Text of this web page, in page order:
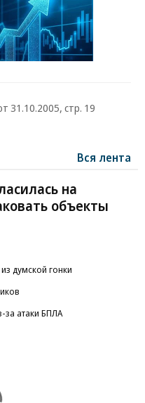
31.10.2005, стр. 19
Вся лента
на
объекты
думской гонки
атаки БПЛА